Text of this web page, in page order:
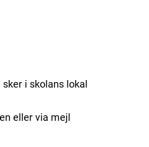
i skolans lokal
eller via mejl